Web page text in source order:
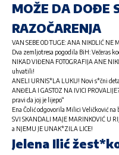
MOŽE DA DOĐE
RAZOČARENJA
VAN SEBE OD TUGE: ANA NIKOLIĆ NE
Dva zemljotresa pogodila BiH: Večeras
NIKAD VIĐENA FOTOGRAFIJA ANE
uhvatili!
ANELI URNIS*LA LUKU! Novi s*čni
ANĐELA I GASTOZ NA IVICI
pravi da joj je lijepo“
Ena Čolić odgovorila Milici Veličković
SVI SKANDALI MAJE MARINKOVIĆ U
a NJEMU JE UNAK*ZILA LICE!
Jelena Ilić